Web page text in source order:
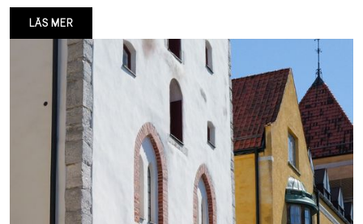
LÄS MER